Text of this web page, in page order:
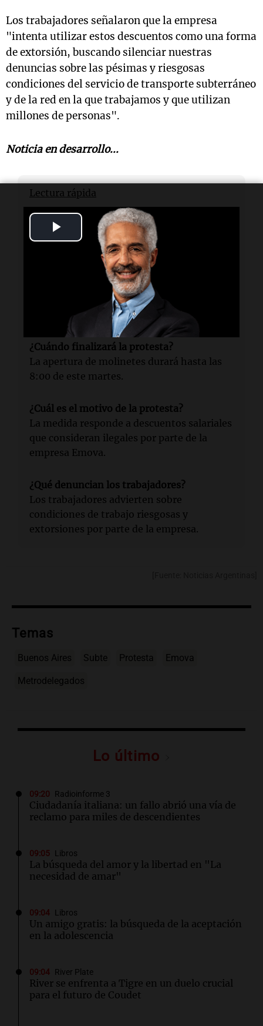
Play
Video
Los trabajadores señalaron que la empresa
"intenta utilizar estos descuentos como una forma
de extorsión, buscando silenciar nuestras
denuncias sobre las pésimas y riesgosas
condiciones del servicio de transporte subterráneo
y de la red en la que trabajamos y que utilizan
millones de personas".
Noticia en desarrollo...
Lectura rápida
¿Qué está ocurriendo?
Se realiza una apertura de molinetes en la
estación Federico Lacroze en protesta.
¿Quiénes están llevando a cabo la protesta?
Los metrodelegados son los responsables
de la medida.
¿Cuándo finalizará la protesta?
La apertura de molinetes durará hasta las
8:00 de este martes.
¿Cuál es el motivo de la protesta?
La medida responde a descuentos salariales
que consideran ilegales por parte de la
empresa Emova.
¿Qué denuncian los trabajadores?
Los trabajadores advierten sobre
condiciones de trabajo riesgosas y
extorsiones por parte de la empresa.
Temas
Buenos Aires Subte Protesta Emova
Metrodelegados
Lo último
09:20 Radioinforme 3
Ciudadanía italiana: un fallo abrió una vía de
reclamo para miles de descendientes
09:05 Libros
La búsqueda del amor y la libertad en "La
necesidad de amar"
09:04 Libros
Un amigo gratis: la búsqueda de la aceptación
en la adolescencia
09:04 River Plate
River se enfrenta a Tigre en un duelo crucial
para el futuro de Coudet